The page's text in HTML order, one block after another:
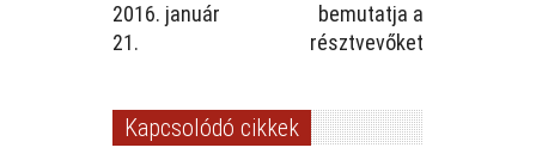
2016. január
21.
bemutatja a
résztvevőket
Kapcsolódó cikkek